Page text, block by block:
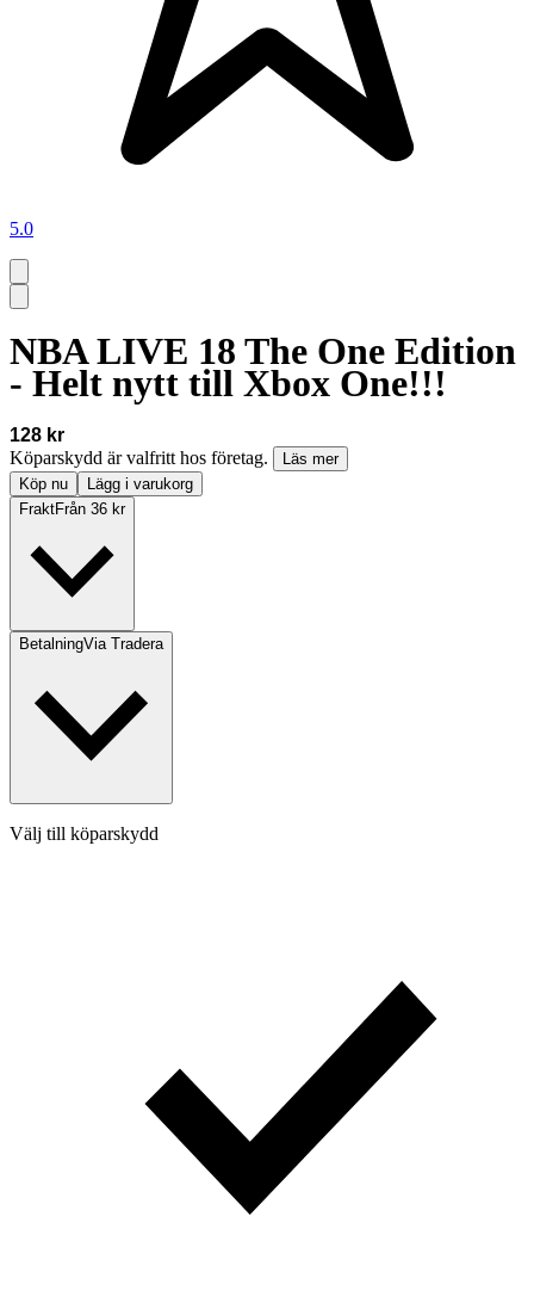
5.0
NBA LIVE 18 The One Edition
- Helt nytt till Xbox One!!!
128 kr
Köparskydd är valfritt hos företag.
Läs mer
Köp nu
Lägg i varukorg
FraktFrån 36 kr
BetalningVia Tradera
Välj till köparskydd